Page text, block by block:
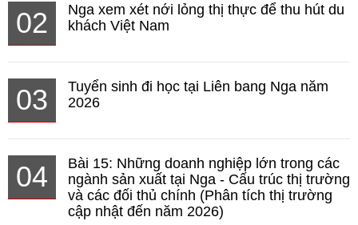
02
Nga xem xét nới lỏng thị thực để thu hút du
khách Việt Nam
03
Tuyển sinh đi học tại Liên bang Nga năm
2026
04
Bài 15: Những doanh nghiệp lớn trong các
ngành sản xuất tại Nga - Cấu trúc thị trường
và các đối thủ chính (Phân tích thị trường
cập nhật đến năm 2026)